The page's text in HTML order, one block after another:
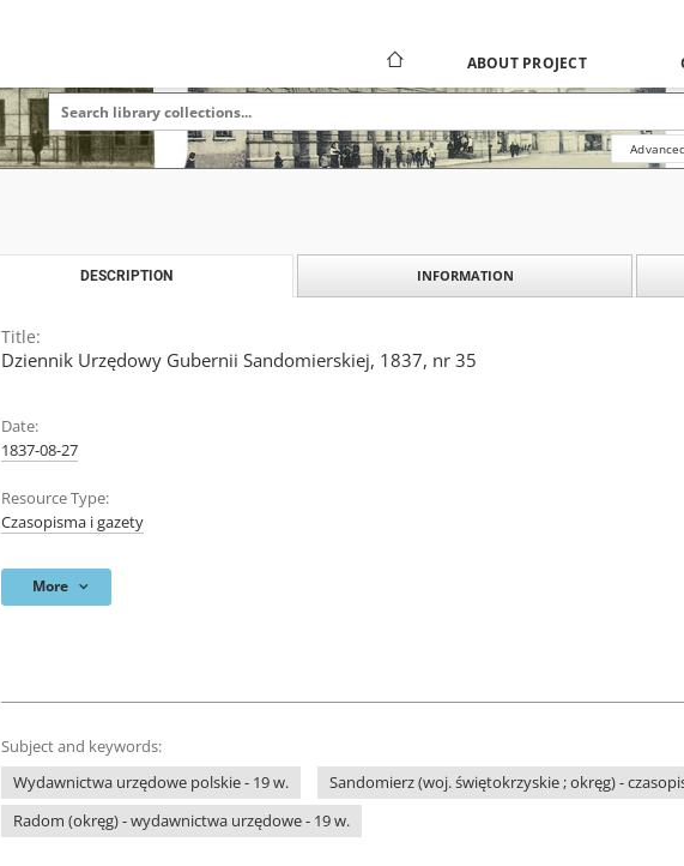
ABOUT PROJECT
DESCRIPTION INFORMATION
Title:
Dziennik Urzędowy Gubernii Sandomierskiej, 1837, nr 35
Date:
1837-08-27
Resource Type:
Czasopisma i gazety
More
Subject and keywords:
Wydawnictwa urzędowe polskie - 19 w.
Sandomierz (woj. świętokrzyskie ; okręg) -
Radom (okręg) - wydawnictwa urzędowe - 19 w.